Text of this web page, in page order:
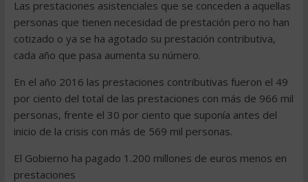
Las prestaciones asistenciales que se conceden a aquellas
personas que tienen necesidad de prestación pero no han
cotizado o ya se ha agotado su prestación contributiva,
cada año que pasa aumenta su número.
En el año 2016 las prestaciones contributivas fueron el 49
por ciento del total de las prestaciones con más de 966 mil
personas, frente el 30 por ciento que suponía antes del
inicio de la crisis con más de 569 mil personas.
El Gobierno ha pagado 1.200 millones de euros menos en
prestaciones